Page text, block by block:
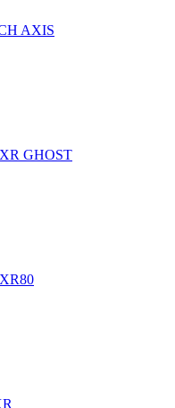
AXIS
GHOST